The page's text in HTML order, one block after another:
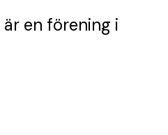
är en förening i